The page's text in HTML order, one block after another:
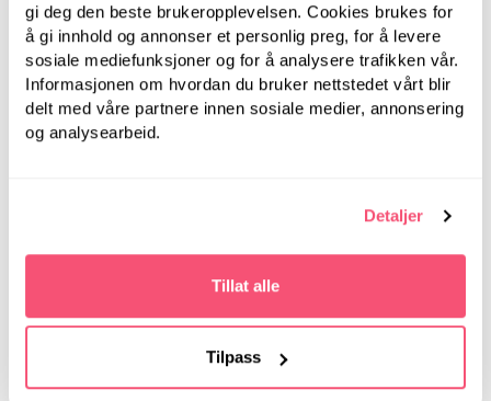
gi deg den beste brukeropplevelsen. Cookies brukes for
å gi innhold og annonser et personlig preg, for å levere
sosiale mediefunksjoner og for å analysere trafikken vår.
Informasjonen om hvordan du bruker nettstedet vårt blir
delt med våre partnere innen sosiale medier, annonsering
og analysearbeid.
Detaljer
Tillat alle
Tilpass
LanternMoon
Lantern Moon, 20 cm,
4.50 mm -
Strømpepinner i tre
LanternMoon
Lantern Moon, 40 cm,
4.50 mm -